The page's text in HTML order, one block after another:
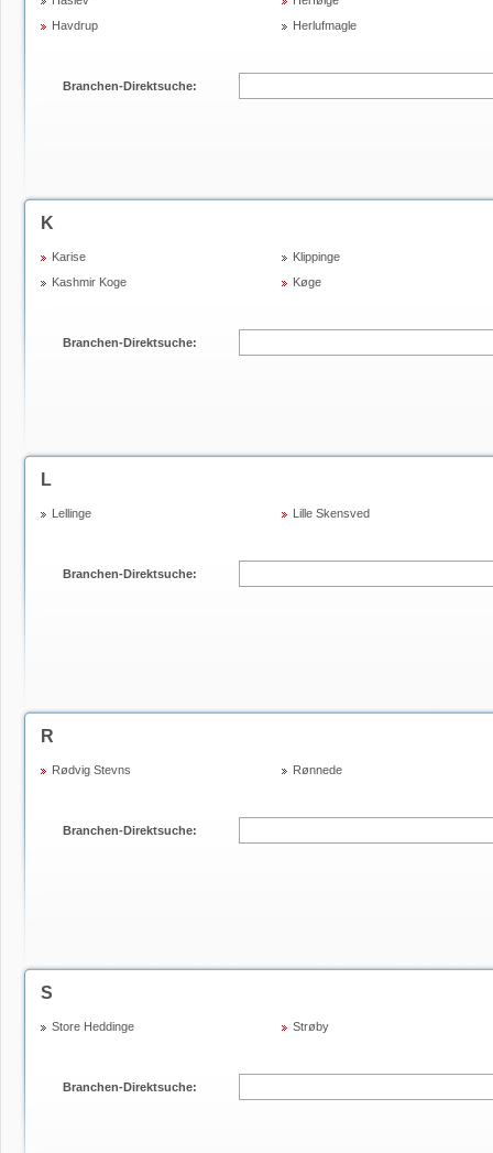
Havdrup
Herlufmagle
Branchen-Direktsuche:
K
Karise
Kashmir Koge
Klippinge
Køge
Branchen-Direktsuche:
L
Lellinge Lille Skensved
Branchen-Direktsuche:
R
Rødvig Stevns Rønnede
Branchen-Direktsuche:
S
Store Heddinge Strøby
Branchen-Direktsuche: